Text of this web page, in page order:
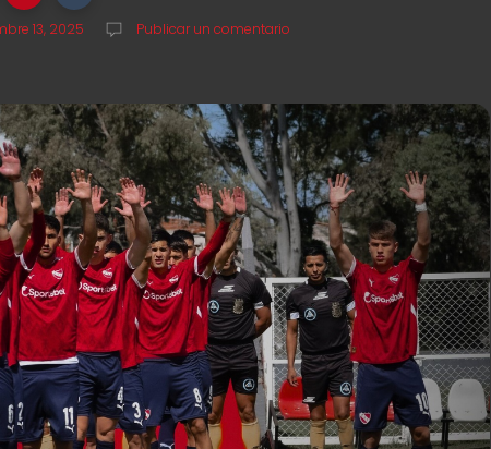
13, 2025 Publicar un comentario